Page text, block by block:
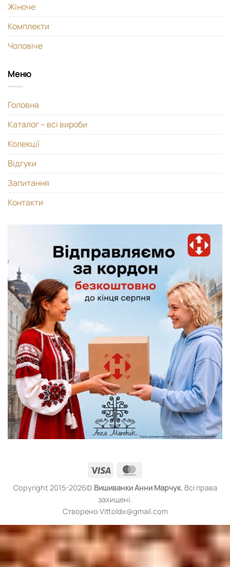
Жіноче
Комплекти
Чоловіче
Меню
Головна
Каталог – всі вироби
Колекції
Відгуки
Запитання
Контакти
Visa
Copyright 2015-2026© ВишиванкиАнни Марчук. Всі права
захищені.
Створено Vittoldx@gmail.com